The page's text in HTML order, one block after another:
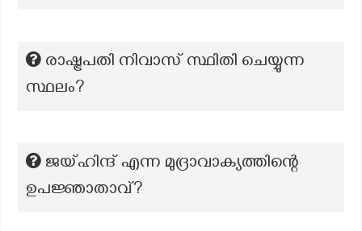
രാഷ്ട്രപതി നിവാസ് സ്ഥിതി ചെയ്യുന്ന
സ്ഥലം?
ജയ്ഹിന്ദ് എന്ന മുദ്രാവാക്യത്തിന്റെ
ഉപജ്ഞാതാവ്?